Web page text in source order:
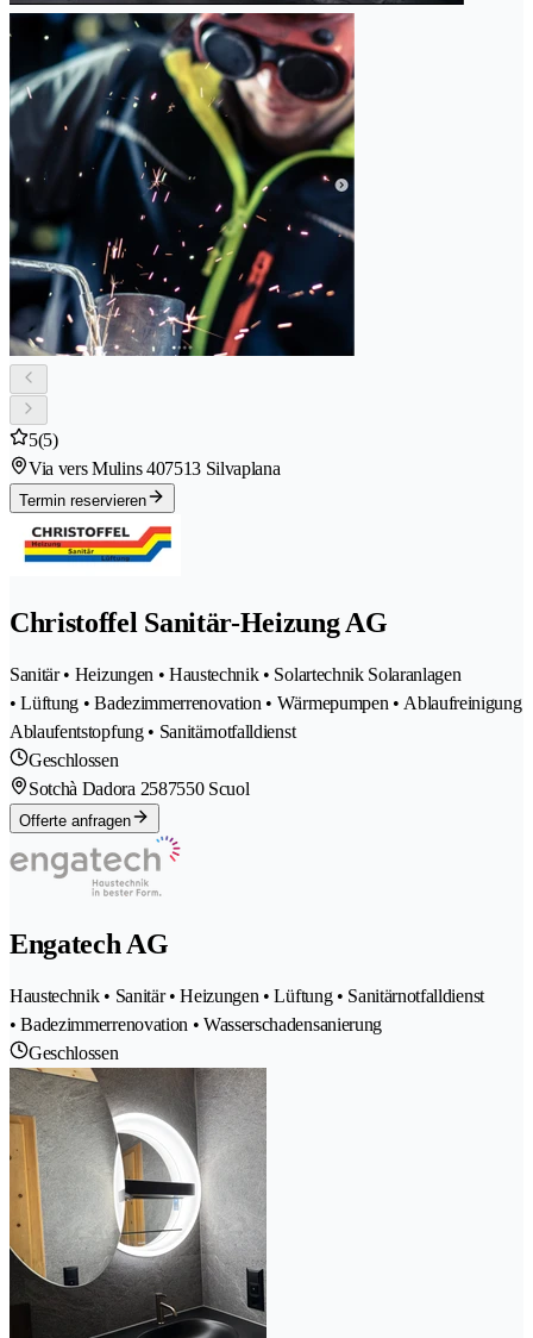
5(5)
Via vers Mulins 407513 Silvaplana
Termin reservieren
Christoffel Sanitär-Heizung AG
Sanitär • Heizungen • Haustechnik • Solartechnik Solaranlagen
• Lüftung • Badezimmerrenovation • Wärmepumpen • Ablaufreinigung
Ablaufentstopfung • Sanitärnotfalldienst
Geschlossen
Sotchà Dadora 2587550 Scuol
Offerte anfragen
Engatech AG
Haustechnik • Sanitär • Heizungen • Lüftung • Sanitärnotfalldienst
• Badezimmerrenovation • Wasserschadensanierung
Geschlossen